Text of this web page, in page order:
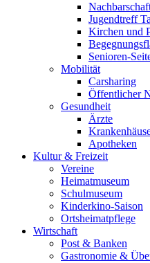
Jugendtreff
Kirchen und
Senioren-
Mobilität
Carsharing
Öffentlicher
Gesundheit
Ärzte
Apotheken
Kultur & Freizeit
Vereine
Heimatmuseum
Schulmuseum
Kinderkino-Saison
Ortsheimatpflege
Wirtschaft
Post & Banken
Gastronomie &